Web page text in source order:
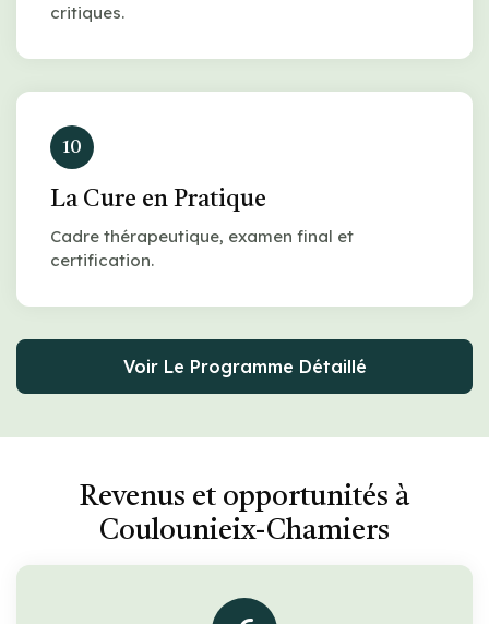
critiques.
10
La Cure en Pratique
Cadre thérapeutique, examen final et
certification.
Voir Le Programme Détaillé
Revenus et opportunités à
Coulounieix-Chamiers